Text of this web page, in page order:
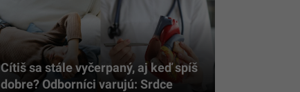
Cítiš sa stále vyčerpaný, aj keď spíš
dobre? Odborníci varujú: Srdce